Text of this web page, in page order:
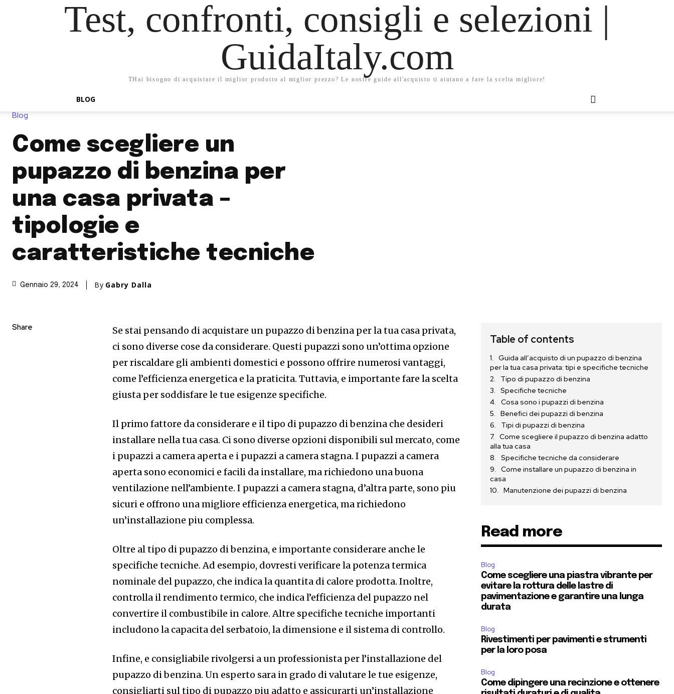
Test, confronti, consigli e selezioni |
GuidaItaly.com
THai bisogno di acquistare il miglior prodotto al miglior prezzo? Le nostre guide all'acquisto ti aiutano a fare la scelta migliore!
BLOG
Blog
Come scegliere un
pupazzo di benzina per
una casa privata –
tipologie e
caratteristiche tecniche
Gennaio 29, 2024 By Gabry Dalla
Share
Se stai pensando di acquistare un pupazzo di benzina per la tua casa privata,
ci sono diverse cose da considerare. Questi pupazzi sono un’ottima opzione
per riscaldare gli ambienti domestici e possono offrire numerosi vantaggi,
come l’efficienza energetica e la praticita. Tuttavia, e importante fare la scelta
giusta per soddisfare le tue esigenze specifiche.
Il primo fattore da considerare e il tipo di pupazzo di benzina che desideri
installare nella tua casa. Ci sono diverse opzioni disponibili sul mercato, come
i pupazzi a camera aperta e i pupazzi a camera stagna. I pupazzi a camera
aperta sono economici e facili da installare, ma richiedono una buona
ventilazione nell’ambiente. I pupazzi a camera stagna, d’altra parte, sono piu
sicuri e offrono una migliore efficienza energetica, ma richiedono
un’installazione piu complessa.
Oltre al tipo di pupazzo di benzina, e importante considerare anche le
specifiche tecniche. Ad esempio, dovresti verificare la potenza termica
nominale del pupazzo, che indica la quantita di calore prodotta. Inoltre,
controlla il rendimento termico, che indica l’efficienza del pupazzo nel
convertire il combustibile in calore. Altre specifiche tecniche importanti
includono la capacita del serbatoio, la dimensione e il sistema di controllo.
Infine, e consigliabile rivolgersi a un professionista per l’installazione del
pupazzo di benzina. Un esperto sara in grado di valutare le tue esigenze,
consigliarti sul tipo di pupazzo piu adatto e assicurarti un’installazione
Table of contents
Guida all’acquisto di un pupazzo di benzina
per la tua casa privata: tipi e specifiche tecniche
Tipo di pupazzo di benzina
Specifiche tecniche
Cosa sono i pupazzi di benzina
Benefici dei pupazzi di benzina
Tipi di pupazzi di benzina
Come scegliere il pupazzo di benzina adatto
alla tua casa
Specifiche tecniche da considerare
Come installare un pupazzo di benzina in
casa
Manutenzione dei pupazzi di benzina
Read more
Blog
Come scegliere una piastra vibrante per
evitare la rottura delle lastre di
pavimentazione e garantire una lunga
durata
Blog
Rivestimenti per pavimenti e strumenti
per la loro posa
Blog
Come dipingere una recinzione e ottenere